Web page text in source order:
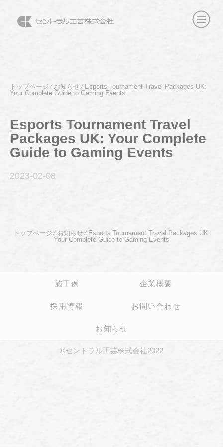
トップページ⁄ お知らせ⁄ Esports Tournament Travel Packages UK:
Your Complete Guide to Gaming Events
Esports Tournament Travel
Packages UK: Your Complete
Guide to Gaming Events
2023-02-08
トップページ ⁄ お知らせ⁄ Esports Tournament Travel Packages UK:
Your Complete Guide to Gaming Events
施工例 企業概要
採用情報 お問い合わせ
お知らせ
©セントラル工芸株式会社2022